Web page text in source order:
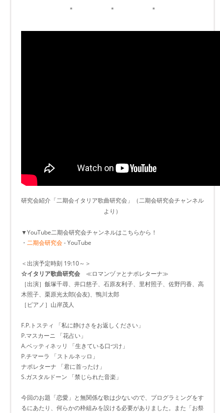
＊ ＊ ＊
研究会紹介「二期会イタリア歌曲研究会」（二期会研究会チャンネル
より）
▼YouTube二期会研究会チャンネルはこちらから！
・ 二期会研究会- YouTube
＜出演予定時刻 19:10～＞
☆イタリア歌曲研究会 ≪ロマンヅァとナポレターナ≫
［出演］飯塚千尋、井口慈子、石原友利子、里村照子、佐野円香、高
木照子、栗原光太郎(会友)、鴨川太郎
［ピアノ］山岸茂人
F.P.トスティ 「私に静けさをお返しください」
P.マスカーニ 「花占い」
A.ベッティネッリ 「生きている口づけ」
P.チマーラ 「ストルネッロ」
ナポレターナ 「君に首ったけ」
S.ガスタルドーン 「禁じられた音楽」
今回のお題「恋愛」と無関係な歌は少ないので、プログラミングをす
るにあたり、何らかの枠組みを設ける必要がありました。また「お祭